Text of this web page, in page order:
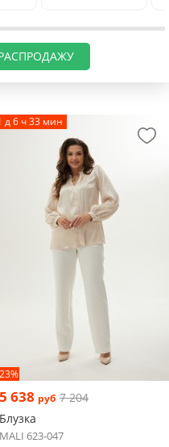
д 6 ч 33 мин
5 638 руб 7 204
Блузка
MALI 623-047